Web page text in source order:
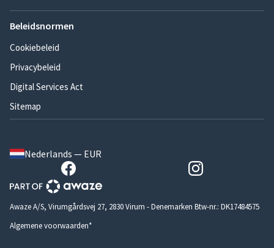
Beleidsnormen
Cookiebeleid
Privacybeleid
Digital Services Act
Sitemap
Nederlands — EUR
Awaze A/S, Virumgårdsvej 27, 2830 Virum - Denemarken Btw-nr.: DK17484575
Algemene voorwaarden*